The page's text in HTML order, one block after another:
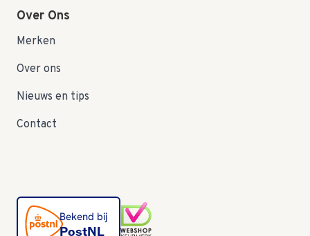
Over Ons
Merken
Over ons
Nieuws en tips
Contact